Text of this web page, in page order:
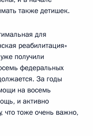
также детишек.
для
реабилитация»
получили
федеральных
За годы
на восемь
и активно
что тоже очень важно,